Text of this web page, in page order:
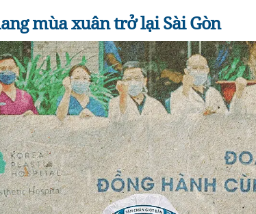
mùa xuân trở lại Sài Gòn